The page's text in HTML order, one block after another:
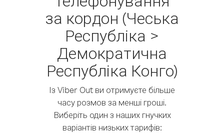
за кордон (Чеська
Республіка >
Демократична
Республіка Конго)
Із Viber Out ви отримуєте більше
часу розмов за менші гроші.
Виберіть один з наших гнучких
варіантів низьких тарифів: